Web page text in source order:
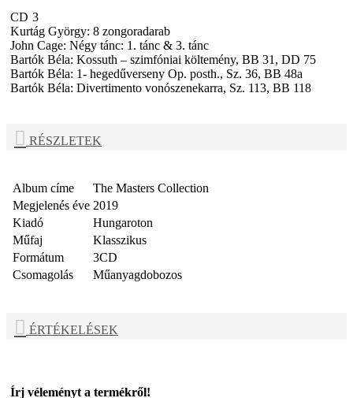
CD 3
Kurtág György: 8 zongoradarab
John Cage: Négy tánc: 1. tánc & 3. tánc
Bartók Béla: Kossuth – szimfóniai költemény, BB 31, DD 75
Bartók Béla: 1- hegedűverseny Op. posth., Sz. 36, BB 48a
Bartók Béla: Divertimento vonószenekarra, Sz. 113, BB 118
RÉSZLETEK
Album címe
The Masters Collection
Megjelenés éve 2019
Kiadó
Hungaroton
Műfaj
Klasszikus
Formátum
3CD
Csomagolás
Műanyagdobozos
ÉRTÉKELÉSEK
Írj véleményt a termékről!